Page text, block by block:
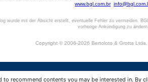
www.bgl.com.br
wurde mit der Absicht erstellt, eventuelle Fehler zu vermeiden.
vorherige Ankündigung zu ändern.
Copyright © 2006-2026 Bertoloto & Grotta Ltda.
recommend contents you may be interested in. By
BGL - Bertoloto & Grotta Ltda. | Hülsen für Lager.